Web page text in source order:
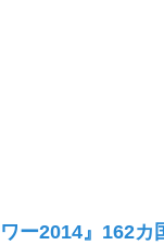
ー2014』162カ